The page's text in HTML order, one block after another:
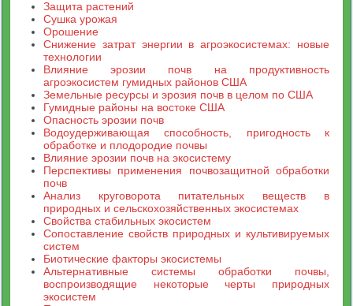
Защита растений
Сушка урожая
Орошение
Снижение затрат энергии в агроэкосистемах: новые
технологии
Влияние эрозии почв на продуктивность
агроэкосистем гумидных районов США
Земельные ресурсы и эрозия почв в целом по США
Гумидные районы на востоке США
Опасность эрозии почв
Водоудерживающая способность, пригодность к
обработке и плодородие почвы
Влияние эрозии почв на экосистему
Перспективы применения почвозащитной обработки
почв
Анализ круговорота питательных веществ в
природных и сельскохозяйственных экосистемах
Свойства стабильных экосистем
Сопоставление свойств природных и культивируемых
систем
Биотические факторы экосистемы
Альтернативные системы обработки почвы,
воспроизводящие некоторые черты природных
экосистем